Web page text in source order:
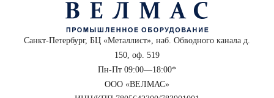
Санкт-Петербург, БЦ «Металлист», наб. Обводного канала д.
150, оф. 519
Пн-Пт 09:00—18:00*
ООО «ВЕЛМАС»